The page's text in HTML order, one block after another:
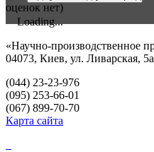
оценок нет)
Loading...
«Научно-производственное
04073, Киев, ул. Ливарская, 5а
(044) 23-23-976
(095) 253-66-01
(067) 899-70-70
Карта сайта